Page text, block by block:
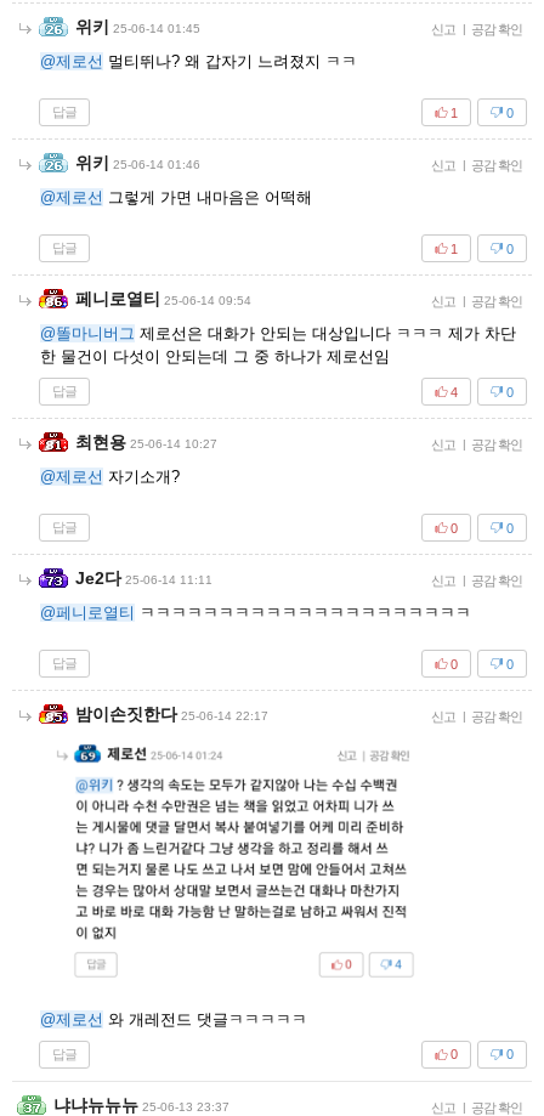
위키 25-06-14 01:45 신고 | 공감 확인
@제로선 멀티뛰나? 왜 갑자기 느려졌지 ㅋㅋ
답글 0
1
위키 25-06-14 01:46 신고 | 공감 확인
@제로선 그렇게 가면 내마음은 어떡해
답글 0
1
페니로열티 25-06-14 09:54 신고 | 공감 확인
@똘마니버그 제로선은 대화가 안되는 대상입니다 ㅋㅋㅋ 제가 차단
한 물건이 다섯이 안되는데 그 중 하나가 제로선임
답글 0
4
최현용 25-06-14 10:27 신고 | 공감 확인
@제로선 자기소개?
답글 0
0
Je2다 25-06-14 11:11 신고 | 공감 확인
@페니로열티 ㅋㅋㅋㅋㅋㅋㅋㅋㅋㅋㅋㅋㅋㅋㅋㅋㅋㅋㅋㅋㅋ
답글 0
0
밤이손짓한다 25-06-14 22:17 신고 | 공감 확인
@제로선 와 개레전드 댓글ㅋㅋㅋㅋㅋ
답글 0
0
냐냐뉴뉴뉴 25-06-13 23:37 신고 | 공감 확인